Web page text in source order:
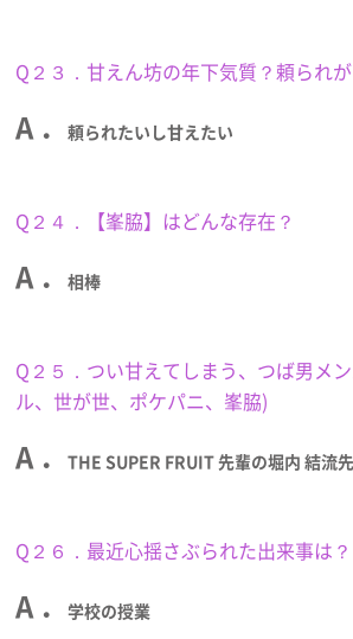
Q２３．甘えん坊の年下気質？頼られ
A ．頼られたいし甘えたい
Q２４．【峯脇】はどんな存在？
A ．相棒
Q２５．つい甘えてしまう、つば男メ
ル、世が世、ポケパニ、峯脇)
A ．THE SUPER FRUIT 先輩の堀内 結流
Q２６．最近心揺さぶられた出来事は？
A ．学校の授業